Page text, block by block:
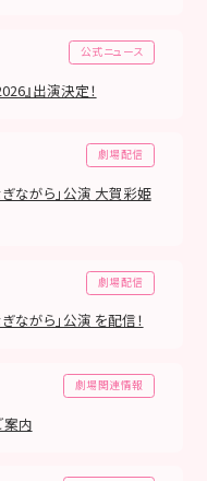
公式ニュース
』出演決定！
劇場配信
ながら」公演 大賀彩姫
劇場配信
ながら」公演 を配信！
劇場関連情報
案内